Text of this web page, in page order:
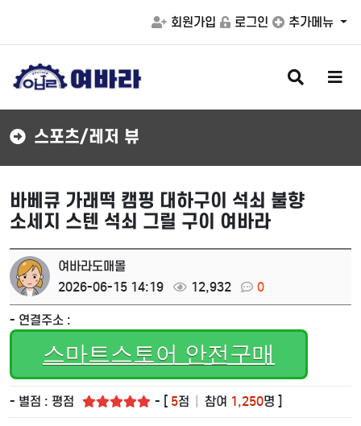
회원가입 로그인 추가메뉴
검
색
버
메
버
스포츠/레저 뷰
바베큐 가래떡 캠핑 대하구이 석쇠 불향
소세지 스텐 석쇠 그릴 구이 여바라
여바라도매몰
2026-06-15 14:19
12,932 0
- 연결주소 :
스마트스토어 안전구매
- 별점 : 평점 - [ 5점 참여 1,250명 ]